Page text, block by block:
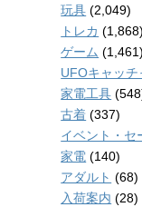
玩具 (2,049)
トレカ (1,868)
ゲーム (1,461)
UFOキャッチ
家電工具
古着 (337)
イベント・セ
家電 (140)
アダルト (68)
入荷案内 (28)